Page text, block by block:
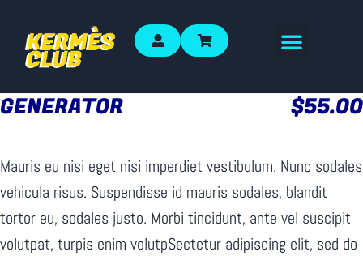
GENERATOR $55.00
Mauris eu nisi eget nisi imperdiet vestibulum. Nunc sodales
vehicula risus. Suspendisse id mauris sodales, blandit
tortor eu, sodales justo. Morbi tincidunt, ante vel suscipit
volutpat, turpis enim volutpSectetur adipiscing elit, sed do